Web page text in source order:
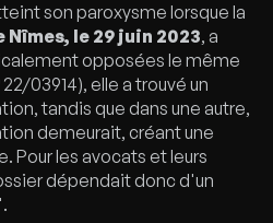
son paroxysme lorsque la
Nîmes, le 29 juin 2023, a
opposées le même
03914), elle a trouvé un
tandis que dans une autre,
demeurait, créant une
Pour les avocats et leurs
dépendait donc d'un